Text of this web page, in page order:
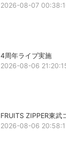
2026-08-07
4周年ライブ実施
2026-08-06
FRUITS ZIPPER東武
2026-08-06